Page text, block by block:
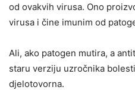
od ovakvih virusa. Ono
virusa i čine imunim od
Ali, ako patogen mutira, a
staru verziju uzročnika
djelotovorna.